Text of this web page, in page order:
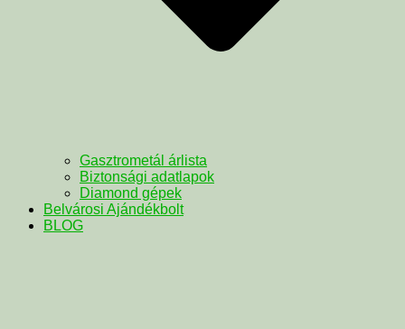
Gasztrometál árlista
Biztonsági adatlapok
Diamond gépek
Belvárosi Ajándékbolt
BLOG